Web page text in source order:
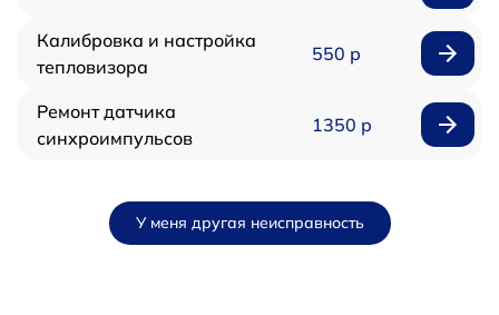
Калибровка и настройка
тепловизора
550 р
Ремонт датчика
синхроимпульсов
1350 р
У меня другая неисправность